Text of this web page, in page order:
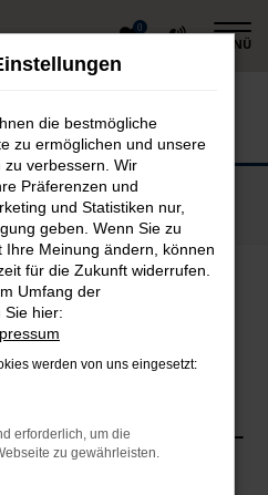
0
MENÜ
Hyundai SANTA FE
kaufen
FE
Gebrauchtwagen –
für Deggendorf
die bestmögliche
zu ermöglichen und unsere
zu verbessern. Wir
Präferenzen und
und Statistiken nur,
geben. Wenn Sie zu
Meinung ändern, können
für die Zukunft widerrufen.
Umfang der
Sie hier:
werden von uns eingesetzt:
erforderlich, um die
zu gewährleisten.